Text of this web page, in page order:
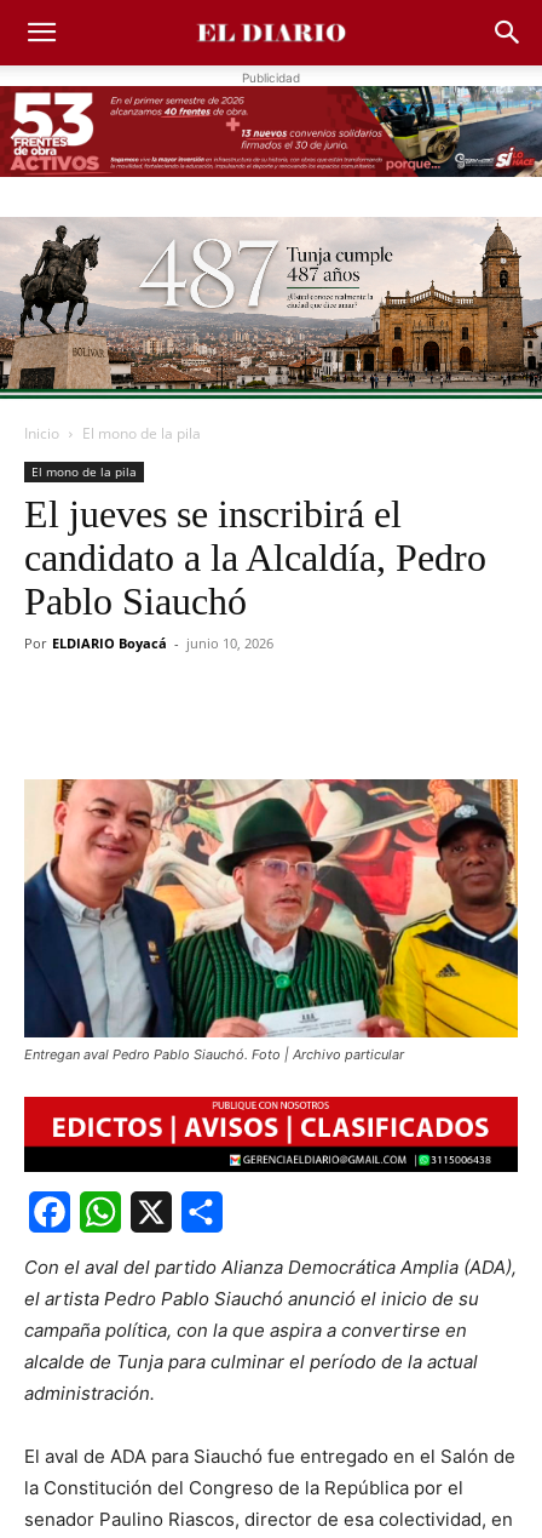
Publicidad
Inicio El mono de la pila
El mono de la pila
El jueves se inscribirá el
candidato a la Alcaldía, Pedro
Pablo Siauchó
Por ELDIARIO Boyacá - junio 10, 2026
Entregan aval Pedro Pablo Siauchó. Foto | Archivo particular
Share
Con el aval del partido Alianza Democrática Amplia (ADA),
el artista Pedro Pablo Siauchó anunció el inicio de su
campaña política, con la que aspira a convertirse en
alcalde de Tunja para culminar el período de la actual
administración.
El aval de ADA para Siauchó fue entregado en el Salón de
la Constitución del Congreso de la República por el
senador Paulino Riascos, director de esa colectividad, en